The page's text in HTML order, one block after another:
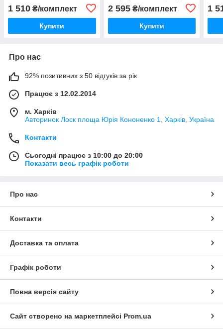
1 510 ₴/комплект
Купити
модельні
2 595₴/комплект
Купити
1
Про нас
92% позитивних з 50 відгуків за рік
Працює з 12.02.2014
м. Харків
Авторинок Лоск площа Юрія Кононенко 1, Харків, Україна
Контакти
Сьогодні працює з 10:00 до 20:00
Показати весь графік роботи
Про нас
Контакти
Доставка та оплата
Графік роботи
Повна версія сайту
Сайт створено на маркетплейсі Prom.ua